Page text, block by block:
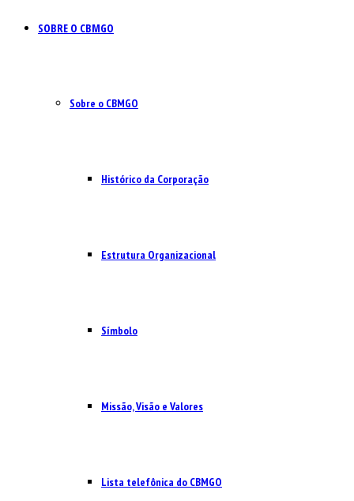
SOBRE O CBMGO
Sobre o CBMGO
Histórico da Corporação
Estrutura Organizacional
Símbolo
Missão, Visão e Valores
Lista telefônica do CBMGO